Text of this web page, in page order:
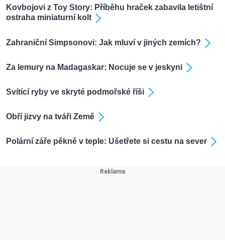
Kovbojovi z Toy Story: Příběhu hraček zabavila letištní
ostraha miniaturní kolt
Zahraniční Simpsonovi: Jak mluví v jiných zemích?
Za lemury na Madagaskar: Nocuje se v jeskyni
Svítící ryby ve skryté podmořské říši
Obří jizvy na tváři Země
Polární záře pěkně v teple: Ušetřete si cestu na sever